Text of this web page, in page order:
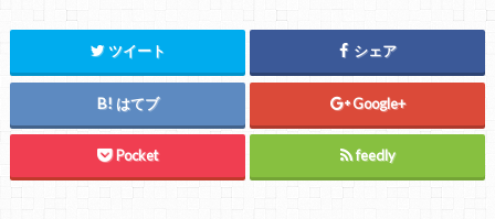
ツイート シェア
はてブ Google+
Pocket feedly